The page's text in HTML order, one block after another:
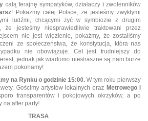
całą ferajnę sympatyków, działaczy i zwolenników
! Pokażmy całej Polsce, że jesteśmy zwykłymi
ludźmi, chcącymi żyć w symbiozie z drugim
że jesteśmy niesprawiedliwie traktowani przez
nie jest więzienie, pokażmy, że zostaliśmy
ze społeczeństwa, że konstytucja, która nas
nie obowiązuje. Cel jest trudniejszy do
jednak jak wiadomo niestraszne są nam burze
pokonamy!
na Rynku o godzinie 15:00. W tym roku pierwszy
Gościmy artystów lokalnych oraz Metrowego i
transparentów i pokojowych okrzyków, a po
na after party!
TRASA